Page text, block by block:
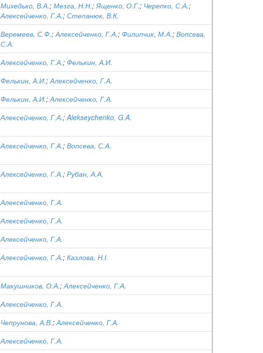
Михедько, В.А.; Мезга, Н.Н.;Ященко, О.Г.; Черепко, С.А.;
Алексейченко, Г.А.; Степанюк, В.К.
Веремеев, С.Ф.;Алексейченко, Г.А.; Филипчик, М.А.; Вопсева,
С.А.
Алексейченко, Г.А.; Фелькин, А.И.
Фелькин, А.И.;Алексейченко, Г.А.
Фелькин, А.И.;Алексейченко, Г.А.
Алексейченко, Г.А.;Alekseychenko, G.A.
Алексейченко, Г.А.; Вопсева, С.А.
Алексейченко, Г.А.; Рубан, А.А.
Алексейченко, Г.А.
Алексейченко, Г.А.
Алексейченко, Г.А.
Алексейченко, Г.А.; Казлова, Н.І.
Макушников, О.А.;Алексейченко, Г.А.
Алексейченко, Г.А.
Чепрунова, А.В.;Алексейченко, Г.А.
Алексейченко, Г.А.